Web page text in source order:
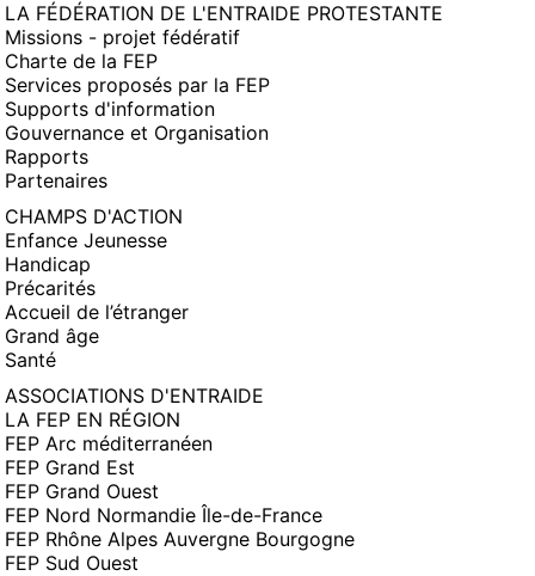
LA FÉDÉRATION DE L'ENTRAIDE PROTESTANTE
Missions - projet fédératif
Charte de la FEP
Services proposés par la FEP
Supports d'information
Gouvernance et Organisation
Rapports
Partenaires
CHAMPS D'ACTION
Enfance Jeunesse
Handicap
Précarités
Accueil de l’étranger
Grand âge
Santé
ASSOCIATIONS D'ENTRAIDE
LA FEP EN RÉGION
FEP Arc méditerranéen
FEP Grand Est
FEP Grand Ouest
FEP Nord Normandie Île-de-France
FEP Rhône Alpes Auvergne Bourgogne
FEP Sud Ouest